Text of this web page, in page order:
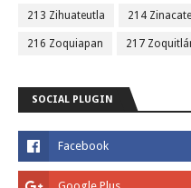
213 Zihuateutla 214
216 Zoquiapan 217
SOCIAL PLUGIN